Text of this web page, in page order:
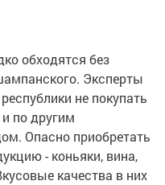
обходятся без
Эксперты
не покупать
по другим
Опасно приобретать
- коньяки, вина,
качества в них